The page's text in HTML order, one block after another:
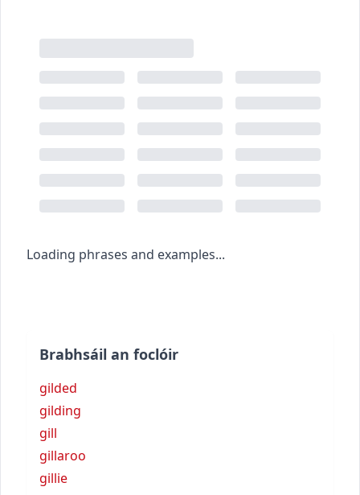
Loading phrases and examples...
Brabhsáil an foclóir
gilded
gilding
gill
gillaroo
gillie